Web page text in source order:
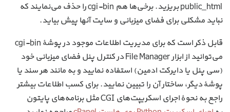
public_html بریزید. برخی‌ها هم cgi-bin را حذف می‌نمایند که
نباید مشکلی برای فضای میزبانی و سایت آنها پیش بیاید.
قابل ذکر است که برای مدیریت اطلاعات موجود در پوشهٔ cgi-bin
می‌توانید از ابزار File Manager در کنترل پنل فضای میزبانی خود
(سی پنل یا دایرکت ادمین) استفاده نمایید و به مانند هر سند یا
پوشهٔ دیگر، ساختار آن را تبیین نمایید. برای کسب اطلاعات بیشتر
راجع به نحوهٔ اجرای اسکریپت‌های CGI مثل برنامه‌های پایتون